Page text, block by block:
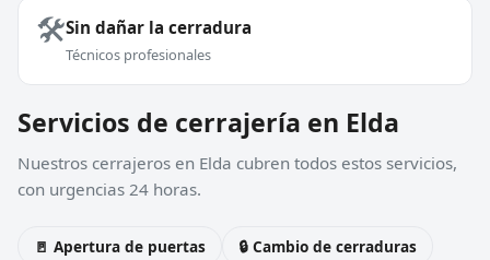
🛠️Sin dañar la cerradura
Técnicos profesionales
Servicios de cerrajería en Elda
Nuestros cerrajeros en Elda cubren todos estos servicios,
con urgencias 24 horas.
🚪 Apertura de puertas 🔒 Cambio de cerraduras